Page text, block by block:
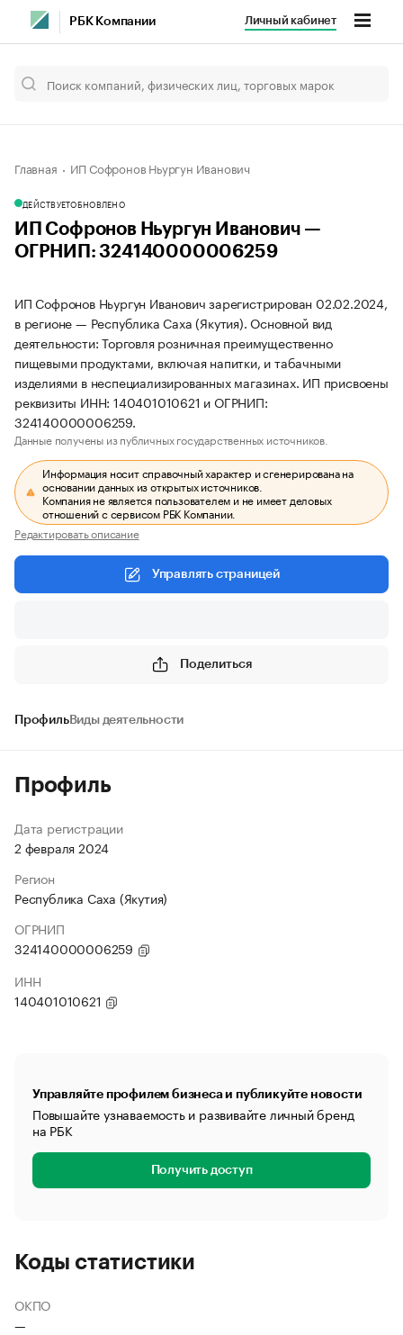
РБК Компании Личный кабинет
Главная ИП Софронов Ньургун Иванович
ДЕЙСТВУЕТОБНОВЛЕНО
ИП Софронов Ньургун Иванович —
ОГРНИП: 324140000006259
ИП Софронов Ньургун Иванович зарегистрирован 02.02.2024,
в регионе — Республика Саха (Якутия). Основной вид
деятельности: Торговля розничная преимущественно
пищевыми продуктами, включая напитки, и табачными
изделиями в неспециализированных магазинах. ИП присвоены
реквизиты ИНН: 140401010621 и ОГРНИП:
324140000006259.
Данные получены из публичных государственных источников.
Информация носит справочный характер и сгенерирована на
основании данных из открытых источников.
Компания не является пользователем и не имеет деловых
отношений с сервисом РБК Компании.
Редактировать описание
Управлять страницей
Поделиться
ПрофильВиды деятельности
Профиль
Дата регистрации
2 февраля 2024
Регион
Республика Саха (Якутия)
ОГРНИП
324140000006259
ИНН
140401010621
Управляйте профилем бизнеса и публикуйте новости
Повышайте узнаваемость и развивайте личный бренд
на РБК
Получить доступ
Коды статистики
ОКПО
—